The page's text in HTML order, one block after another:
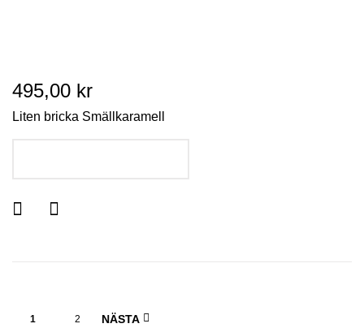
495,00 kr
Liten bricka Smällkaramell
1 2 NÄSTA